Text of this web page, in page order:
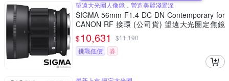
望遠大光圈人像鏡，營造美麗淺景深
SIGMA 56mm F1.4 DC DN Contemporary for
CANON RF 接環 (公司貨) 望遠大光圈定焦鏡
人像鏡 APS-C 無反微單眼專用鏡頭
$10,631 $11,190
挑戰低價
券